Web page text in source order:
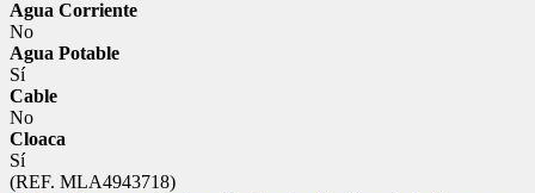
Agua Corriente
No
Agua Potable
Sí
Cable
No
Cloaca
Sí
(REF. MLA4943718)